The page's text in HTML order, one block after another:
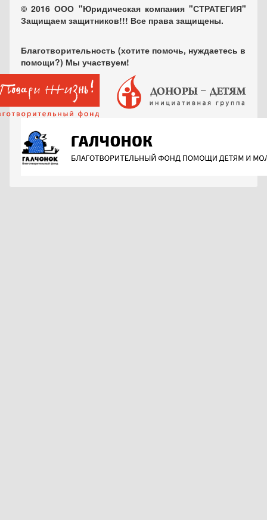
© 2016 ООО "Юридическая компания "СТРАТЕГИЯ"
Защищаем защитников!!! Все права защищены.
Благотворительность (хотите помочь, нуждаетесь в
помощи?) Мы участвуем!